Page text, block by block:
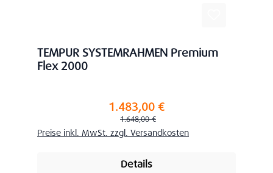
TEMPUR SYSTEMRAHMEN Premium
Flex 2000
Verkaufspreis:1.483,00 €
Regulärer Preis:
1.648,00 €
Preise inkl. MwSt. zzgl. Versandkosten
Details